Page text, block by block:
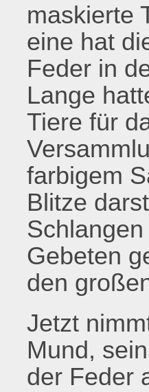
maskierte
eine hat
Feder in
Lange
Tiere für
farbigem
Blitze
Gebeten
den
Jetzt
Mund,
der Feder